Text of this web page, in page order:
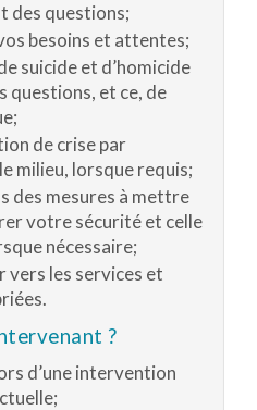
des questions;
besoins et attentes;
suicide et d’homicide
questions, et ce, de
de crise par
milieu, lorsque requis;
des mesures à mettre
votre sécurité et celle
nécessaire;
les services et
?
d’une intervention